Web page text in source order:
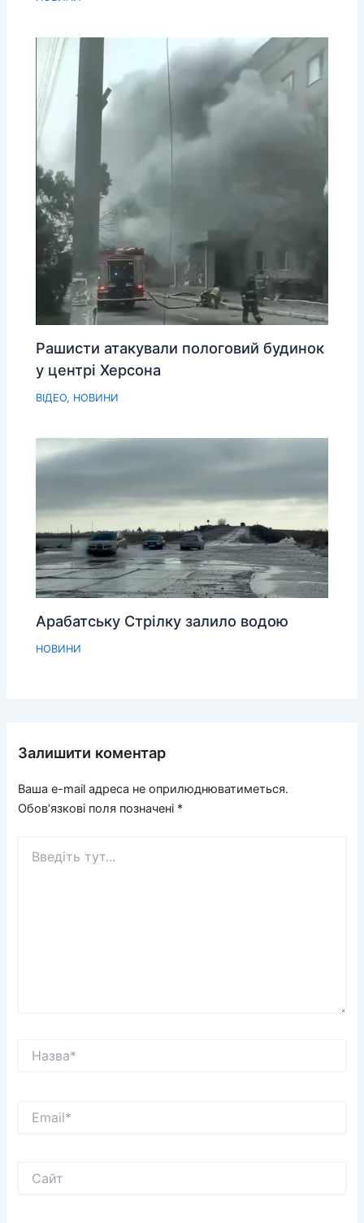
Рашисти атакували пологовий будинок
у центрі Херсона
ВІДЕО, НОВИНИ
Арабатську Стрілку залило водою
НОВИНИ
Залишити коментар
Ваша e-mail адреса не оприлюднюватиметься.
Обов’язкові поля позначені *
тут...